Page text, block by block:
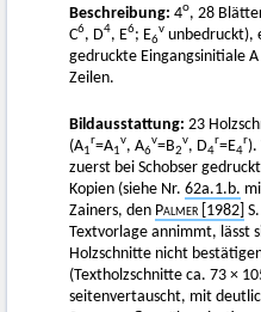
Beschreibung: 4o, 28
C6, D4, E6; E6
v unbedruckt),
gedruckte Eingangsinitiale
Zeilen.
Bildausstattung: 23
(A1
r=A1
v, A6
v=B2
v, D4
r=E4
r).
zuerst bei Schobser
Kopien (siehe Nr. 62a.1.b.
Zainers, den Palmer [1982]
Textvorlage annimmt, lässt
Holzschnitte nicht
(Textholzschnitte ca. 73 ×
seitenvertauscht, mit